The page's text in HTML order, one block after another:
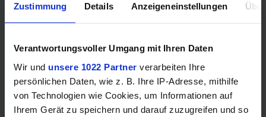
Zustimmung Details Anzeigeneinstellungen
Verantwortungsvoller Umgang mit Ihren Daten
Wir und unsere 1022 Partner verarbeiten Ihre
persönlichen Daten, wie z. B. Ihre IP-Adresse, mithilfe
von Technologien wie Cookies, um Informationen auf
Ihrem Gerät zu speichern und darauf zuzugreifen und so
Videoanschlüsse
HDMI
2.1b
DisplayPort
3x
DisplayPort